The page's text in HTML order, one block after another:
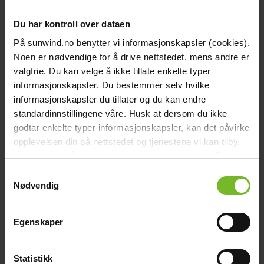
Du har kontroll over dataen
På sunwind.no benytter vi informasjonskapsler (cookies).
Noen er nødvendige for å drive nettstedet, mens andre er
valgfrie. Du kan velge å ikke tillate enkelte typer
informasjonskapsler. Du bestemmer selv hvilke
informasjonskapsler du tillater og du kan endre
standardinnstillingene våre. Husk at dersom du ikke
godtar enkelte typer informasjonskapsler, kan det påvirke
opplevelsen din på nettstedet og tjenestene vi kan tilby.
Les mer om vårcookiepolicyher. Les mer om våre
Nødvendig
Egenskaper
Statistikk
chevron_right
Grill & Fritid Grill & Fritid
Gasolgrill chevron_right
Kolgrill chevron_right
Grilltillbehör chevron_right
Bålpanna & Utespis chevron_right
Tillbehör till bålpanna chevron_right
Terrassvärmare chevron_right
Pizzaugn chevron_right
Friluftsliv
Reservdelar - Värme
Reservdelar - Toalett